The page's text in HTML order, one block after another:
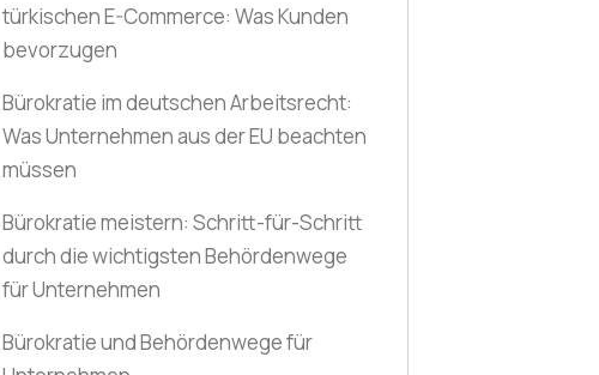
türkischen E-Commerce: Was Kunden
bevorzugen
Bürokratie im deutschen Arbeitsrecht:
Was Unternehmen aus der EU beachten
müssen
Bürokratie meistern: Schritt-für-Schritt
durch die wichtigsten Behördenwege
für Unternehmen
Bürokratie und Behördenwege für